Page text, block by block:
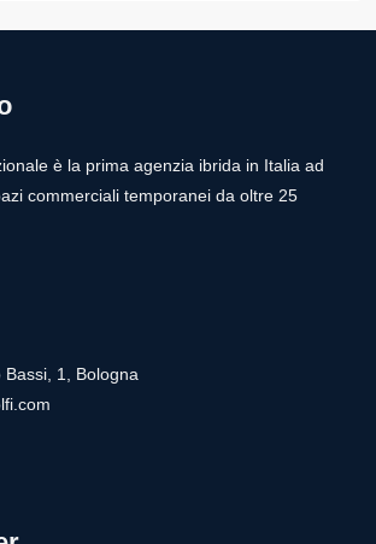
è la prima agenzia ibrida in Italia ad
commerciali temporanei da oltre 25
Bassi, 1, Bologna